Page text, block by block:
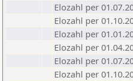
Elozahl per
Elozahl per
Elozahl per
Elozahl per
Elozahl per
Elozahl per